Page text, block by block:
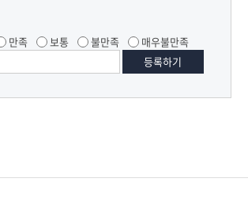
만족 보통 불만족 매우불만족